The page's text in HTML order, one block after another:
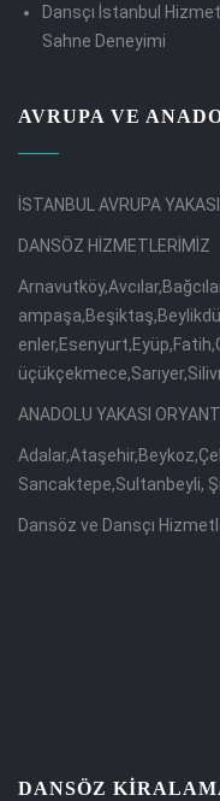
Dansçı İstanbul
Sahne Deneyimi
AVRUPA VE
İSTANBUL AVRUPA YAKASI
DANSÖZ HİZMETLERİMİZ
ANADOLU YAKASI
Sancaktepe,Sultanbeyli,
Dansöz ve Dansçı
DANSÖZ